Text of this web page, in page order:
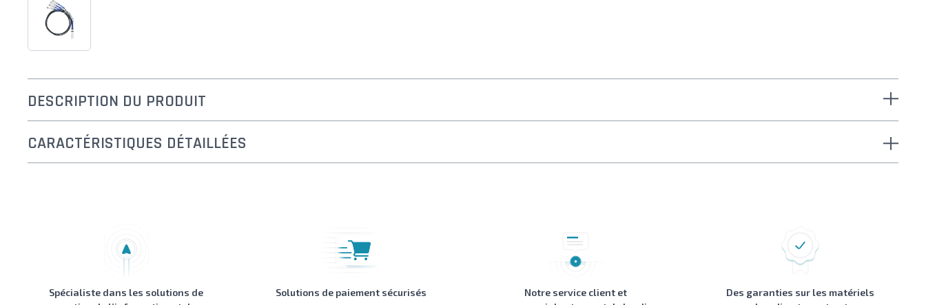
DESCRIPTION DU PRODUIT
CARACTÉRISTIQUES DÉTAILLÉES
Spécialiste dans les solutions de
Solutions de paiement sécurisés
Notre service client et
Des garanties sur les matériels